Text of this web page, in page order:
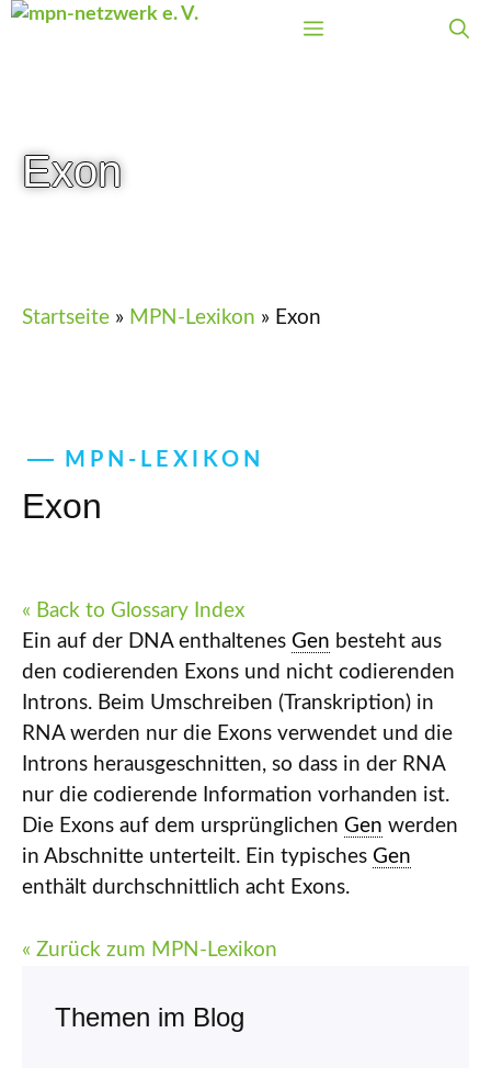
Zum
Menü
Exon
Startseite » MPN-Lexikon » Exon
MPN-LEXIKON
Exon
« Back to Glossary Index
Ein auf der DNA enthaltenes Gen besteht aus
den codierenden Exons und nicht codierenden
Introns. Beim Umschreiben (Transkription) in
RNA werden nur die Exons verwendet und die
Introns herausgeschnitten, so dass in der RNA
nur die codierende Information vorhanden ist.
Die Exons auf dem ursprünglichen Gen werden
in Abschnitte unterteilt. Ein typisches Gen
enthält durchschnittlich acht Exons.
« Zurück zum MPN-Lexikon
Themen im Blog